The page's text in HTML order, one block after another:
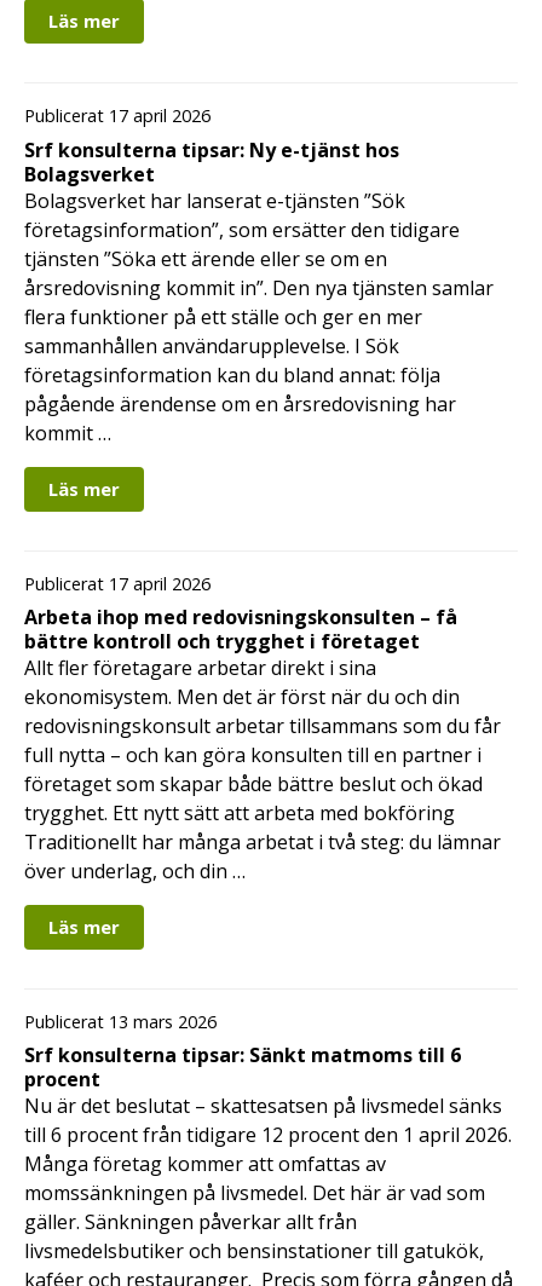
Läs mer
Publicerat 17 april 2026
Srf konsulterna tipsar: Ny e-tjänst hos
Bolagsverket
Bolagsverket har lanserat e-tjänsten ”Sök
företagsinformation”, som ersätter den tidigare
tjänsten ”Söka ett ärende eller se om en
årsredovisning kommit in”. Den nya tjänsten samlar
flera funktioner på ett ställe och ger en mer
sammanhållen användarupplevelse. I Sök
företagsinformation kan du bland annat: följa
pågående ärendense om en årsredovisning har
kommit …
Läs mer
Publicerat 17 april 2026
Arbeta ihop med redovisningskonsulten – få
bättre kontroll och trygghet i företaget
Allt fler företagare arbetar direkt i sina
ekonomisystem. Men det är först när du och din
redovisningskonsult arbetar tillsammans som du får
full nytta – och kan göra konsulten till en partner i
företaget som skapar både bättre beslut och ökad
trygghet. Ett nytt sätt att arbeta med bokföring
Traditionellt har många arbetat i två steg: du lämnar
över underlag, och din …
Läs mer
Publicerat 13 mars 2026
Srf konsulterna tipsar: Sänkt matmoms till 6
procent
Nu är det beslutat – skattesatsen på livsmedel sänks
till 6 procent från tidigare 12 procent den 1 april 2026.
Många företag kommer att omfattas av
momssänkningen på livsmedel. Det här är vad som
gäller. Sänkningen påverkar allt från
livsmedelsbutiker och bensinstationer till gatukök,
kaféer och restauranger. Precis som förra gången då